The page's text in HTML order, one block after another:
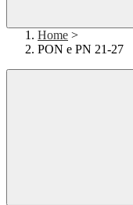
Home >
PON e PN 21-27